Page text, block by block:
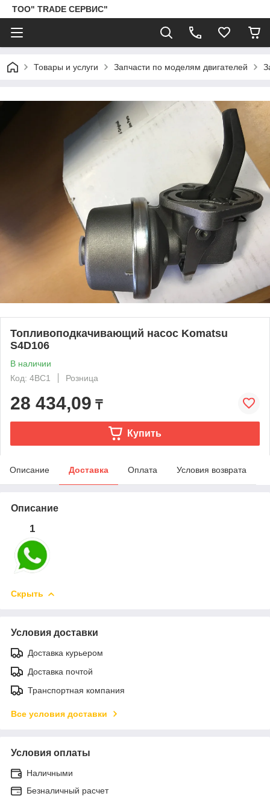
ТОО" TRADE СЕРВИС"
Товары и услуги Запчасти по моделям двигателей
Топливоподкачивающий насос Komatsu
S4D106
В наличии
Код: 4BC1
Розница
28 434,09 ₸
Купить
Описание Доставка Оплата Условия возврата
Описание
1
Скрыть
Условия доставки
Доставка курьером
Доставка почтой
Транспортная компания
Все условия доставки
Условия оплаты
Наличными
Безналичный расчет